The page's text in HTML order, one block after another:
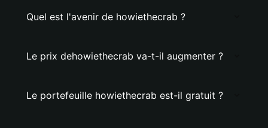
Quel est l'avenir de howiethecrab ?
Le prix dehowiethecrab va-t-il augmenter ?
Le portefeuille howiethecrab est-il gratuit ?